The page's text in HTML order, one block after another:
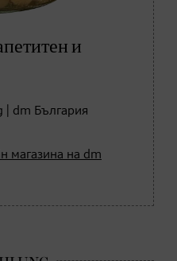
и
| dm България
магазина на dm